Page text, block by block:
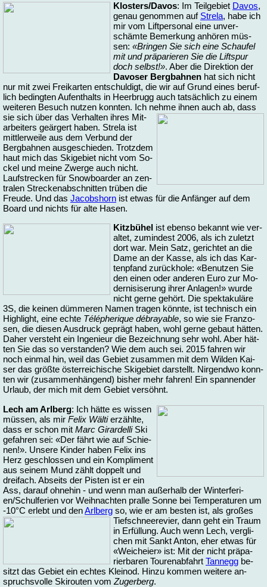
Klos­ters/Da­vos: Im Teil­ge­biet Da­vos,
ge­nau ge­nom­men auf Stre­la, ha­be ich
mir vom Lift­per­so­nal ei­ne un­ver­
schäm­te Be­mer­kung an­hö­ren müs­
sen: «Brin­gen Sie sich ei­ne Schau­fel
mit und prä­pa­rie­ren Sie die Lift­spur
doch selbst!». Aber die Di­rek­ti­on der
Da­vo­ser Berg­bah­nen hat sich nicht
nur mit zwei Frei­kar­ten ent­schul­digt, die wir auf Grund ei­nes be­ruf­
lich be­ding­ten Auf­ent­halts in Heer­brugg auch tat­säch­lich zu ei­nem
wei­te­ren Be­such nut­zen konn­ten. Ich neh­me ih­nen auch ab, dass
sie sich über das Ver­hal­ten ih­res Mit­
ar­bei­ters ge­är­gert ha­ben. Stre­la ist
mitt­ler­wei­le aus dem Ver­bund der
Berg­bah­nen aus­ge­schie­den. Trotz­dem
haut mich das Ski­ge­biet nicht vom So­
ckel und mei­ne Zwer­ge auch nicht.
Lauf­stre­cken für Snow­boar­der an zen­
tra­len Stre­cken­ab­schnit­ten trü­ben die
Freu­de. Und das Ja­cobs­horn ist et­was für die An­fän­ger auf dem
Board und nichts für al­te Ha­sen.
Kitz­bü­hel ist eben­so be­kannt wie ver­
al­tet, zu­min­dest 2006, als ich zu­letzt
dort war. Mein Satz, ge­rich­tet an die
Da­me an der Kas­se, als ich das Kar­
ten­pfand zu­rück­ho­le: «Be­nut­zen Sie
den ei­nen oder an­de­ren Euro zur Mo­
der­ni­si­se­rung ih­rer An­la­gen!» wur­de
nicht ger­ne ge­hört. Die spek­ta­ku­lä­re
3S, die kei­nen düm­me­ren Na­men tra­gen könn­te, ist tech­nisch ein
High­light, ei­ne ech­te Télé­phe­ri­que dé­bra­ya­ble, so wie sie Fran­zo­
sen, die die­sen Aus­druck ge­prägt ha­ben, wohl ger­ne ge­baut hät­ten.
Da­her ver­steht ein In­ge­nieur die Be­zeich­nung sehr wohl. Aber hät­
ten Sie das so ver­stan­den? Wie dem auch sei. 2015 fah­ren wir
noch ein­mal hin, weil das Ge­biet zu­sam­men mit dem Wil­den Kai­
ser das größ­te ös­ter­rei­chi­sche Ski­ge­biet dar­stellt. Nir­gend­wo konn­
ten wir (zu­sam­men­hän­gend) bis­her mehr fah­ren! Ein span­nen­der
Ur­laub, der mich mit dem Ge­biet ver­söhnt.
Lech am Arl­berg: Ich hät­te es wis­sen
müs­sen, als mir Fe­lix Wäl­tier­zähl­te,
dass er schon mit Marc Gi­rar­del­liSki
ge­fah­ren sei: «Der fährt wie auf Schie­
nen!». Un­se­re Kin­der ha­ben Fe­lix ins
Herz ge­schlos­sen und ein Kom­pli­ment
aus sei­nem Mund zählt dop­pelt und
drei­fach. Ab­seits der Pis­ten ist er ein
Ass, dar­auf oh­ne­hin - und wenn man au­ßer­halb der Win­ter­fe­ri­
en/Schul­fe­ri­en vor Weih­nach­ten pral­le Son­ne bei Tem­pe­ra­tu­ren um
-10°C er­lebt und denArl­berg so, wie er am bes­ten ist, als großes
Tief­schnee­re­vier, dann geht ein Traum
in Er­fül­lung. Auch wenn Lech, ver­gli­
chen mit Sankt An­ton, eher et­was für
«Weich­ei­er» ist: Mit der nicht prä­pa­
rier­ba­ren Tou­ren­ab­fahrt Tan­negg be­
sitzt das Ge­biet ein ech­tes Klein­od. Hin­zu kom­men wei­te­re an­
spruchs­vol­le Ski­rou­ten vom Zu­ger­berg.